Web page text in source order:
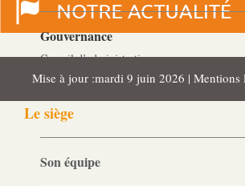
Gouvernance
Conseil d’administration
Le siège
Son équipe
Mise à jour :mardi 9 juin 2026 | Mentions